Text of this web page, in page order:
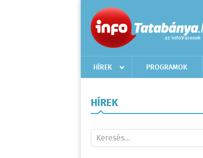
HÍREK PROGRAMOK
HÍREK